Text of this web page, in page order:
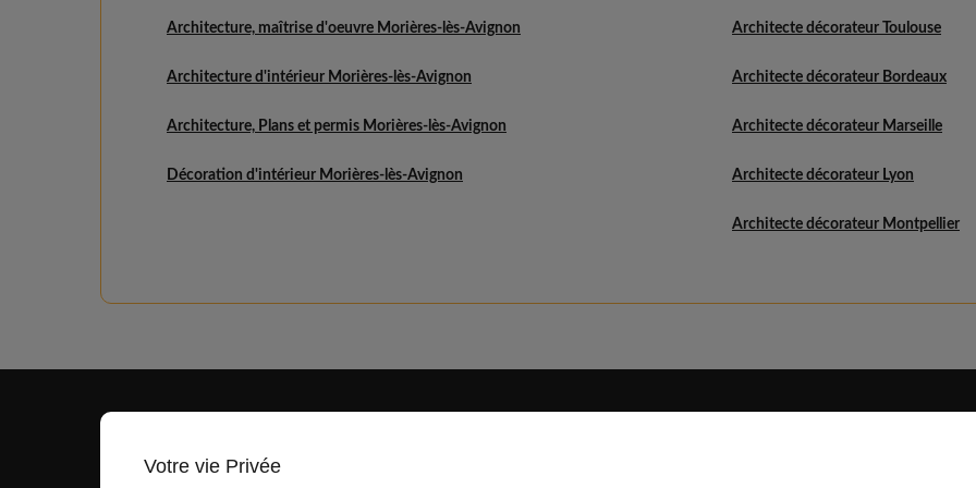
Architecture, maîtrise d'oeuvre Morières-lès-Avignon
Architecture d'intérieur Morières-lès-Avignon
Architecture, Plans et permis Morières-lès-Avignon
Décoration d'intérieur Morières-lès-Avignon
Architecte décorateur Toulouse
Architecte décorateur Bordeaux
Architecte décorateur Marseille
Architecte décorateur Lyon
Architecte décorateur Montpellier
Votre vie Privée